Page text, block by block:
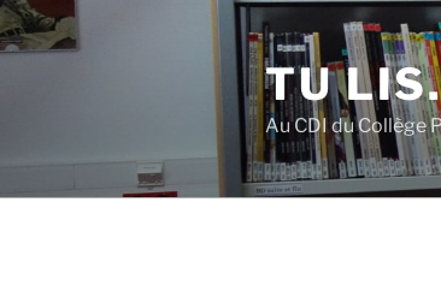
Aller
au
TU
Au CDI du Collège